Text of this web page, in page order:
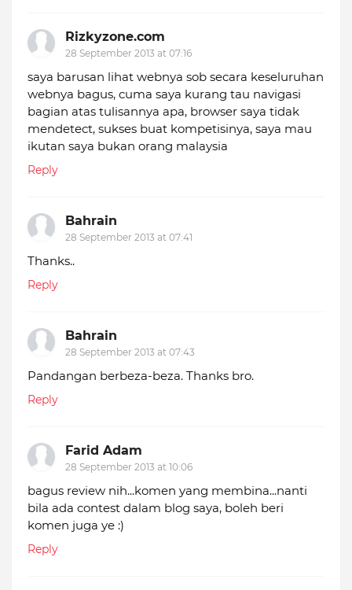
Rizkyzone.com
28 September 2013 at 07:16
saya barusan lihat webnya sob secara keseluruhan
webnya bagus, cuma saya kurang tau navigasi
bagian atas tulisannya apa, browser saya tidak
mendetect, sukses buat kompetisinya, saya mau
ikutan saya bukan orang malaysia
Reply
Bahrain
28 September 2013 at 07:41
Thanks..
Reply
Bahrain
28 September 2013 at 07:43
Pandangan berbeza-beza. Thanks bro.
Reply
Farid Adam
28 September 2013 at 10:06
bagus review nih...komen yang membina...nanti
bila ada contest dalam blog saya, boleh beri
komen juga ye :)
Reply